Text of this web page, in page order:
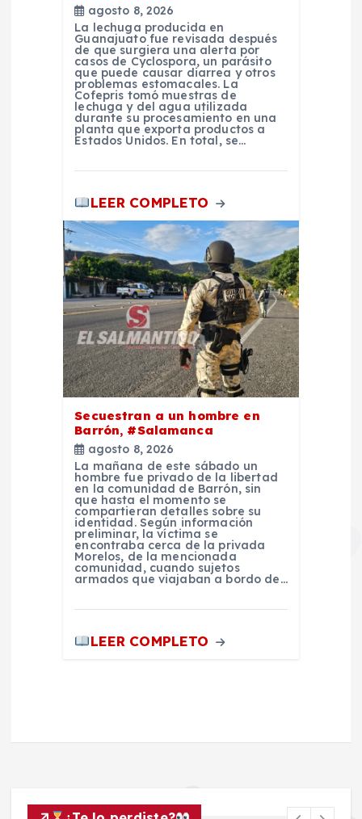
agosto 8, 2026
La lechuga producida en
Guanajuato fue revisada después
de que surgiera una alerta por
casos de Cyclospora, un parásito
que puede causar diarrea y otros
problemas estomacales. La
Cofepris tomó muestras de
lechuga y del agua utilizada
durante su procesamiento en una
planta que exporta productos a
Estados Unidos. En total, se…
LEER COMPLETO
Secuestran a un hombre en
Barrón, #Salamanca
agosto 8, 2026
La mañana de este sábado un
hombre fue privado de la libertad
en la comunidad de Barrón, sin
que hasta el momento se
compartieran detalles sobre su
identidad. Según información
preliminar, la víctima se
encontraba cerca de la privada
Morelos, de la mencionada
comunidad, cuando sujetos
armados que viajaban a bordo de…
LEER COMPLETO